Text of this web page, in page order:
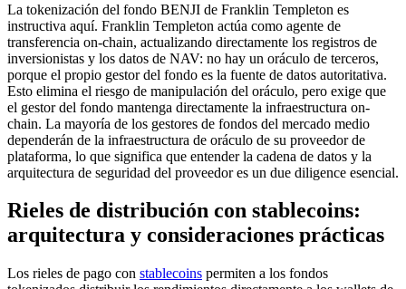
La tokenización del fondo BENJI de Franklin Templeton es
instructiva aquí. Franklin Templeton actúa como agente de
transferencia on-chain, actualizando directamente los registros de
inversionistas y los datos de NAV: no hay un oráculo de terceros,
porque el propio gestor del fondo es la fuente de datos autoritativa.
Esto elimina el riesgo de manipulación del oráculo, pero exige que
el gestor del fondo mantenga directamente la infraestructura on-
chain. La mayoría de los gestores de fondos del mercado medio
dependerán de la infraestructura de oráculo de su proveedor de
plataforma, lo que significa que entender la cadena de datos y la
arquitectura de seguridad del proveedor es un due diligence esencial.
Rieles de distribución con stablecoins:
arquitectura y consideraciones prácticas
Los rieles de pago con stablecoins permiten a los fondos